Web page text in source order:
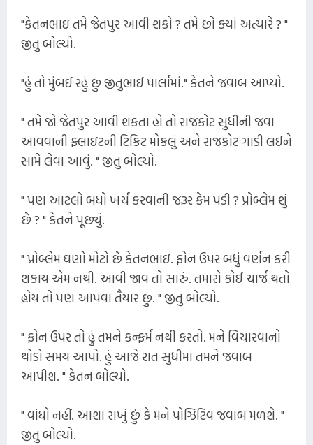
"કેતનભાઇ તમે જેતપુર આવી શકો ? તમે છો ક્યાં અત્યારે ? "
જીતુ બોલ્યો.
"હું તો મુંબઈ રહું છું જીતુભાઈ પાર્લામાં." કેતને જવાબ આપ્યો.
" તમે જો જેતપુર આવી શકતા હો તો રાજકોટ સુધીની જવા
આવવાની ફ્લાઇટની ટિકિટ મોકલું અને રાજકોટ ગાડી લઈને
સામે લેવા આવું. " જીતુ બોલ્યો.
" પણ આટલો બધો ખર્ચ કરવાની જરૂર કેમ પડી ? પ્રોબ્લેમ શું
છે ? " કેતને પૂછ્યું.
" પ્રોબ્લેમ ઘણો મોટો છે કેતનભાઇ. ફોન ઉપર બધું વર્ણન કરી
શકાય એમ નથી. આવી જાવ તો સારું. તમારો કોઈ ચાર્જ થતો
હોય તો પણ આપવા તૈયાર છું. " જીતુ બોલ્યો.
" ફોન ઉપર તો હું તમને કન્ફર્મ નથી કરતો. મને વિચારવાનો
થોડો સમય આપો. હું આજે રાત સુધીમાં તમને જવાબ
આપીશ. " કેતન બોલ્યો.
" વાંધો નહીં. આશા રાખું છું કે મને પોઝિટિવ જવાબ મળશે. "
જીતુ બોલ્યો.